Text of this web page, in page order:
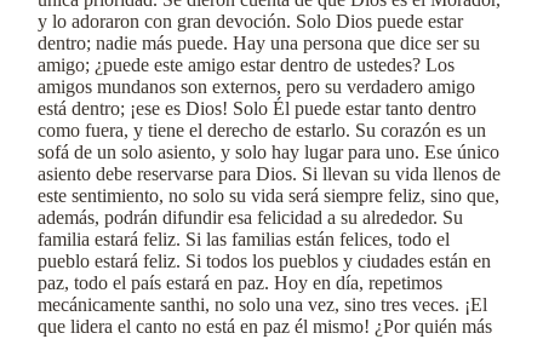
y lo adoraron con gran devoción. Solo Dios puede estar
dentro; nadie más puede. Hay una persona que dice ser su
amigo; ¿puede este amigo estar dentro de ustedes? Los
amigos mundanos son externos, pero su verdadero amigo
está dentro; ¡ese es Dios! Solo Él puede estar tanto dentro
como fuera, y tiene el derecho de estarlo. Su corazón es un
sofá de un solo asiento, y solo hay lugar para uno. Ese único
asiento debe reservarse para Dios. Si llevan su vida llenos de
este sentimiento, no solo su vida será siempre feliz, sino que,
además, podrán difundir esa felicidad a su alrededor. Su
familia estará feliz. Si las familias están felices, todo el
pueblo estará feliz. Si todos los pueblos y ciudades están en
paz, todo el país estará en paz. Hoy en día, repetimos
mecánicamente santhi, no solo una vez, sino tres veces. ¡El
que lidera el canto no está en paz él mismo! ¿Por quién más